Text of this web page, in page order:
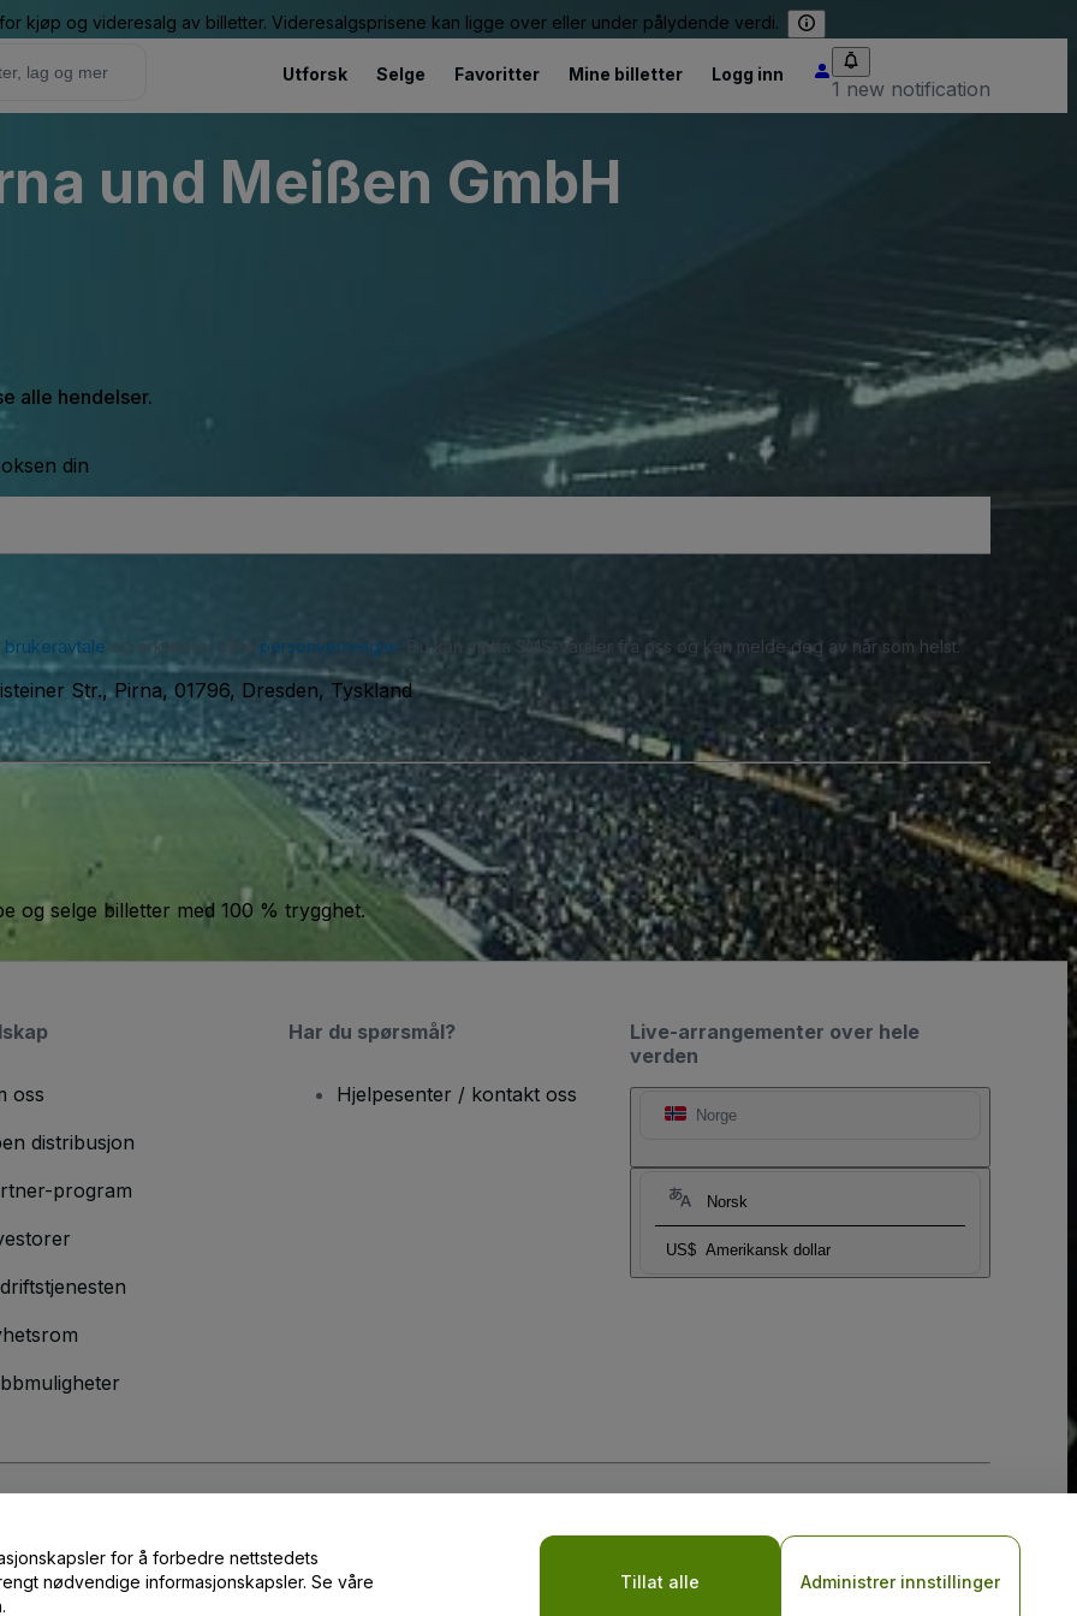
kjøp og videresalg av billetter. Videresalgsprisene kan ligge over eller under pålydende verdi.
Utforsk Selge Favoritter Mine billetter Logg inn
1 new notification
und Meißen GmbH
alle hendelser.
din
brukeravtale og erkjenner våre personvernregler. Du kan motta SMS-varsler fra oss og kan melde deg av når som helst.
Str., Pirna, 01796, Dresden, Tyskland
og selge billetter med 100 % trygghet.
Live-arrangementer over hele
verden
Norge
Norsk
US$ Amerikansk dollar
oss
distribusjon
program
Har du spørsmål?
Hjelpesenter / kontakt oss
Retningslinjer for informasjonskapslerogRetningslinjer for personvern for mobil
for å forbedre nettstedets
nødvendige informasjonskapsler. Se våre
Tillat alle Administrer innstillinger